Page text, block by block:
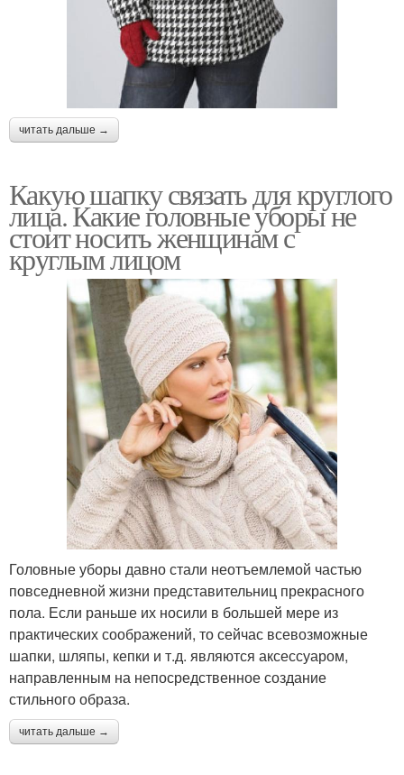
читать дальше →
Какую шапку связать для круглого
лица. Какие головные уборы не
стоит носить женщинам с
круглым лицом
Головные уборы давно стали неотъемлемой частью
повседневной жизни представительниц прекрасного
пола. Если раньше их носили в большей мере из
практических соображений, то сейчас всевозможные
шапки, шляпы, кепки и т.д. являются аксессуаром,
направленным на непосредственное создание
стильного образа.
читать дальше →